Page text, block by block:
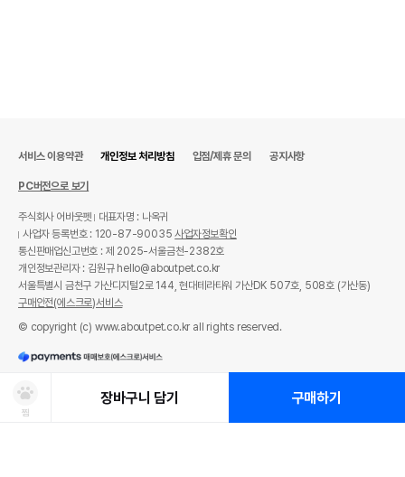
찜
장바구니 담기 구매하기
서비스 이용약관 개인정보 처리방침 입점/제휴 문의 공지사항
PC버전으로 보기
주식회사 어바웃펫
대표자명 : 나옥귀
사업자 등록번호 : 120-87-90035사업자정보확인
통신판매업신고번호 : 제 2025-서울금천-2382호
개인정보관리자 : 김원규 hello@aboutpet.co.kr
서울특별시 금천구 가산디지털2로 144, 현대테라타워 가산DK 507호, 508호 (가산동)
구매안전(에스크로)서비스
© copyright (c) www.aboutpet.co.kr all rights reserved.